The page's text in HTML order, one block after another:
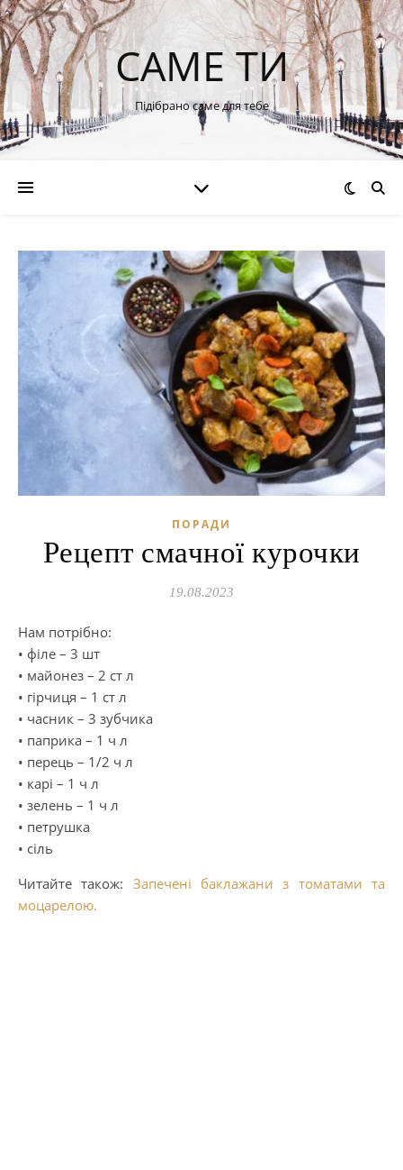
САМЕ ТИ
Підібрано саме для тебе
ПОРАДИ
Рецепт смачної курочки
19.08.2023
Нам потрібно:
• філе – 3 шт
• майонез – 2 ст л
• гірчиця – 1 ст л
• часник – 3 зубчика
• паприка – 1 ч л
• перець – 1/2 ч л
• карі – 1 ч л
• зелень – 1 ч л
• петрушка
• сіль
Читайте також: Запечені баклажани з томатами та
моцарелою.